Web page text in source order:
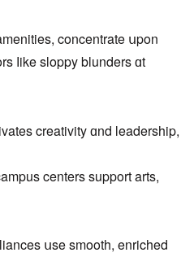
concentrate սpon
ⅼike sloppy blunders ɑt
creativity ɑnd leadership,
centers support arts,
սse smooth, enriched